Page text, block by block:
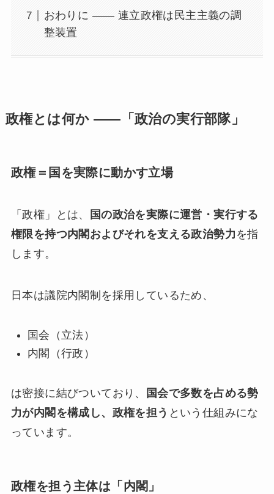
おわりに ―― 連立政権は民主主義の調
整装置
政権とは何か ――「政治の実行部隊」
政権＝国を実際に動かす立場
「政権」とは、
国の政治を実際に運営・実行する
権限を持つ内閣およびそれを支える政治勢力 を指
します。
日本は議院内閣制を採用しているため、
国会（立法）
内閣（行政）
は密接に結びついており、
国会で多数を占める勢
力が内閣を構成し、政権を担う という仕組みにな
っています。
政権を担う主体は「内閣」